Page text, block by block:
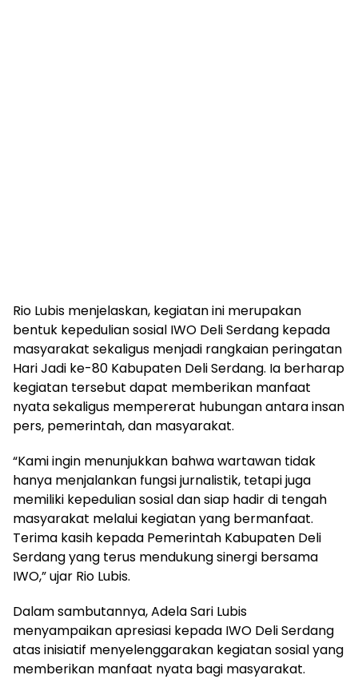
Rio Lubis menjelaskan, kegiatan ini merupakan
bentuk kepedulian sosial IWO Deli Serdang kepada
masyarakat sekaligus menjadi rangkaian peringatan
Hari Jadi ke-80 Kabupaten Deli Serdang. Ia berharap
kegiatan tersebut dapat memberikan manfaat
nyata sekaligus mempererat hubungan antara insan
pers, pemerintah, dan masyarakat.
“Kami ingin menunjukkan bahwa wartawan tidak
hanya menjalankan fungsi jurnalistik, tetapi juga
memiliki kepedulian sosial dan siap hadir di tengah
masyarakat melalui kegiatan yang bermanfaat.
Terima kasih kepada Pemerintah Kabupaten Deli
Serdang yang terus mendukung sinergi bersama
IWO,” ujar Rio Lubis.
Dalam sambutannya, Adela Sari Lubis
menyampaikan apresiasi kepada IWO Deli Serdang
atas inisiatif menyelenggarakan kegiatan sosial yang
memberikan manfaat nyata bagi masyarakat.